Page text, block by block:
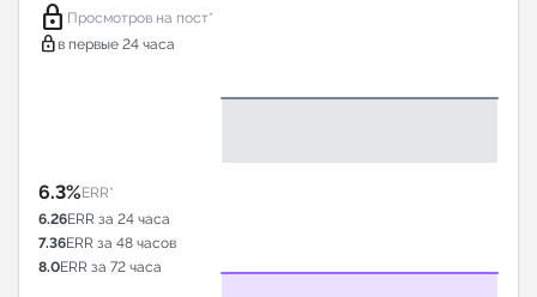
lock Просмотров на пост*
lock в первые 24 часа
6.3%ERR*
6.26ERR за 24 часа
7.36ERR за 48 часов
8.0ERR за 72 часа